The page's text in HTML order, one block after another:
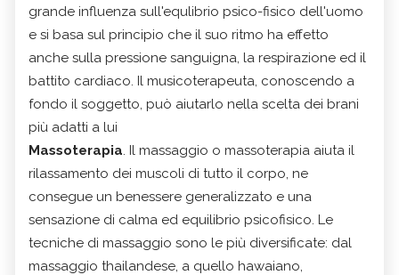
grande influenza sull'equlibrio psico-fisico dell'uomo
e si basa sul principio che il suo ritmo ha effetto
anche sulla pressione sanguigna, la respirazione ed il
battito cardiaco. Il musicoterapeuta, conoscendo a
fondo il soggetto, può aiutarlo nella scelta dei brani
più adatti a lui
Massoterapia. Il massaggio o massoterapia aiuta il
rilassamento dei muscoli di tutto il corpo, ne
consegue un benessere generalizzato e una
sensazione di calma ed equilibrio psicofisico. Le
tecniche di massaggio sono le più diversificate: dal
massaggio thailandese, a quello hawaiano,